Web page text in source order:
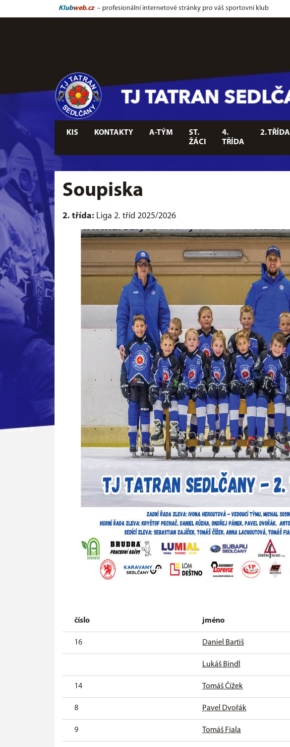
Klubweb.cz – profesionální internetové stránky pro váš sportovní klub
KIS KONTAKTY A-TÝM
ST.
ŽÁCI
4.
TŘÍDA
2. TŘÍDA
Soupiska
2. třída: Liga 2. tříd 2025/2026
číslo jméno
16 Daniel Bartiš
Lukáš Bindl
14 Tomáš Čížek
8 Pavel Dvořák
9 Tomáš Fiala